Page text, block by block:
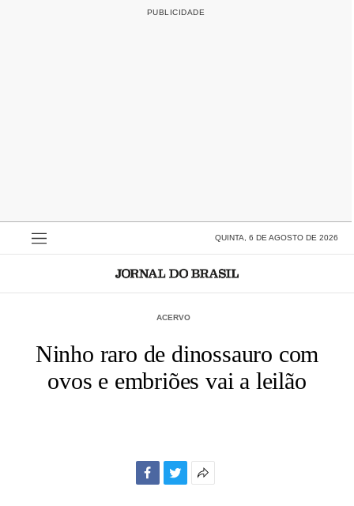
QUINTA, 6 DE AGOSTO DE 2026
ACERVO
Ninho raro de dinossauro com
ovos e embriões vai a leilão